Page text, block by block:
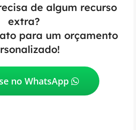
de algum recurso
extra?
para um orçamento
no WhatsApp